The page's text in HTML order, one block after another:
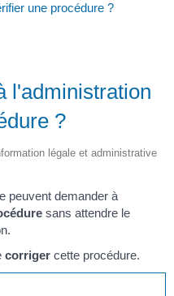
une procédure ?
l'administration
?
légale et administrative
peuvent demander à
sans attendre le
corriger cette procédure.